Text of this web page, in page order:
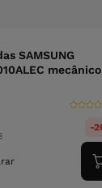
SAMSUNG
-